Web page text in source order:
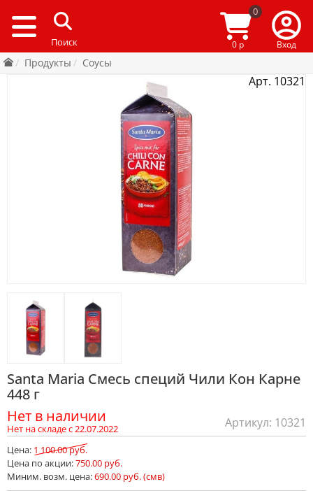
0
0 р Вход
Продукты Соусы
Арт. 10321
Santa Maria Смесь специй Чили Кон Карне
448 г
Нет в наличии
Нет на складе с 22.07.2022 Артикул: 10321
Цена: 1 100.00 руб.
Цена по акции:750.00 руб.
Миним. возм. цена:690.00 руб. (смв)